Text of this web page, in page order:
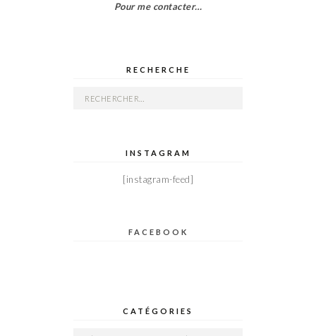
Pour me contacter…
RECHERCHE
Rechercher :
INSTAGRAM
[instagram-feed]
FACEBOOK
CATÉGORIES